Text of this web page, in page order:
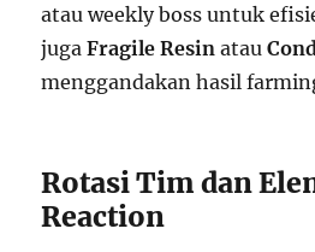
atau weekly boss untuk
jugaFragile Resin atau
menggandakan hasil
Rotasi Tim dan
Reaction